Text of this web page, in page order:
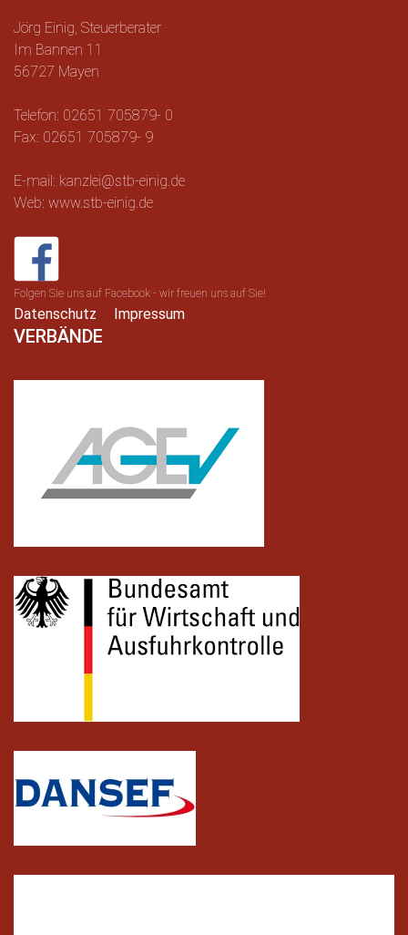
Jörg Einig, Steuerberater
Im Bannen 11
56727 Mayen
Telefon: 02651 705879- 0
Fax: 02651 705879- 9
E-mail: kanzlei@stb-einig.de
Web: www.stb-einig.de
Folgen Sie uns auf Facebook - wir freuen uns auf Sie!
Datenschutz Impressum
VERBÄNDE